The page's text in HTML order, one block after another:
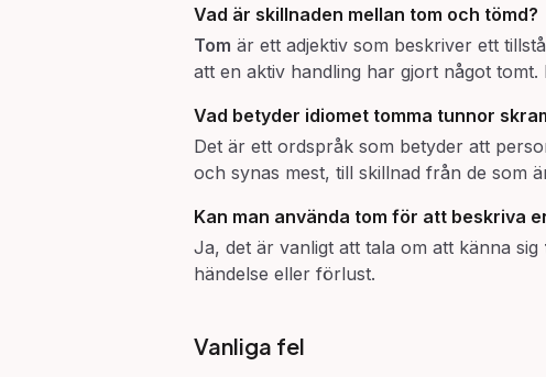
Vad är skillnaden mellan tom och tömd?
Tom är ett adjektiv som beskriver ett
att en aktiv handling har gjort något tomt.
Vad betyder idiomet tomma tunnor
Det är ett ordspråk som betyder att
och synas mest, till skillnad från de som
Kan man använda tom för att beskriva
Ja, det är vanligt att tala om att känna sig
händelse eller förlust.
Vanliga fel